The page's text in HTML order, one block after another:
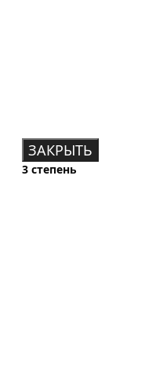
ЗАКРЫТЬ
3 степень